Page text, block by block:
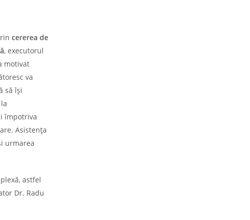
cererea de
, executorul
motivat
va
să îşi
împotriva
Asistența
urmarea
astfel
Dr. Radu